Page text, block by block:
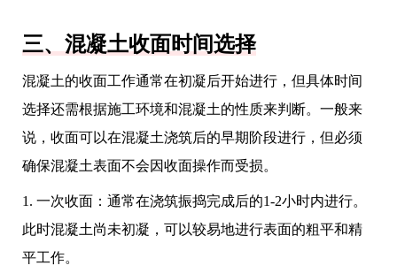
三、混凝土收面时间选择
混凝土的收面工作通常在初凝后开始进行，但具体时间
选择还需根据施工环境和混凝土的性质来判断。一般来
说，收面可以在混凝土浇筑后的早期阶段进行，但必须
确保混凝土表面不会因收面操作而受损。
1. 一次收面：通常在浇筑振捣完成后的1-2小时内进行。
此时混凝土尚未初凝，可以较易地进行表面的粗平和精
平工作。